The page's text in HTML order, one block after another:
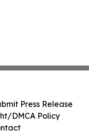
Press Release
DMCA Policy